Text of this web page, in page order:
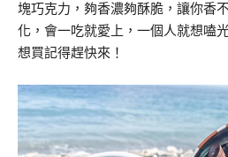
塊巧克力，夠香濃夠酥脆，讓你香
化，會一吃就愛上，一個人就想嗑
想買記得趕快來！